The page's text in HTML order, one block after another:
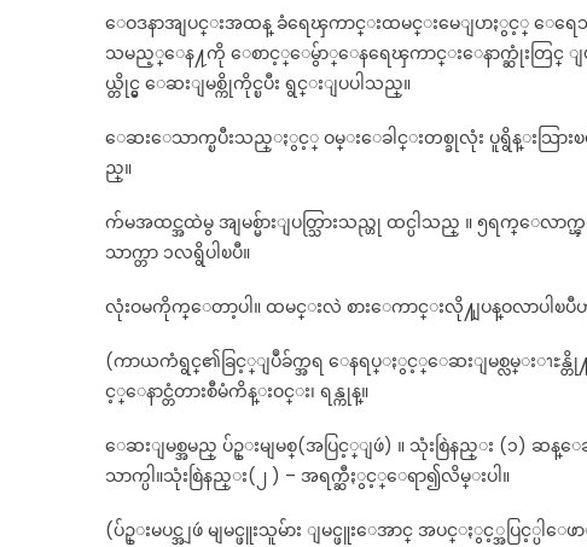
ေဝဒနာအျပင္းအထန္ ခံရေၾကာင္းထမင္းမေျပာႏွင့္ ေရေ
သမည့္ေန႔ကို ေစာင့္ေမွ်ာ္ေနရေၾကာင္းေနာက္ဆုံးတြင္ ျဖစ္ခ်
ယ္တိုင္မွ ေဆးျမစ္ကိုကိုင္ၿပီး ရွင္းျပပါသည္။
ေဆးေသာက္ၿပီးသည္ႏွင့္ ဝမ္းေခါင္းတစ္ခုလုံး ပူရွိန္းသြားၿပီး
ည္။
က်မအထင္အထဲမွ အျမစ္မ်ားျပတ္သြားသည္ဟု ထင္ပါသည္ ။ ၅ရက္ေလ
သာက္တာ ၁လရွိပါၿပီ။
လုံးဝမကိုက္ေတာ့ပါ။ ထမင္းလဲ စားေကာင္းလို႔ျပန္ဝလာပါၿပီဟု
(ကာယကံရွင္၏ခြင့္ျပဳခ်က္အရ ေနရပ္ႏွင့္ေဆးျမစ္လမ္းၫႊန္တို
င့္ေနာင္တံတားစီမံကိန္းဝင္း၊ ရန္ကုန္။
ေဆးျမစ္အမည္ ပ်ဥ္းမျမစ္(အပြင့္ျဖဴ) ။ သုံးစြဲနည္း (၁) ဆ
သာက္ပါ။သုံးစြဲနည္း(၂ ) – အရက္ဆီႏွင့္ေရာ၍လိမ္းပါ။
(ပ်ဥ္းမပင္အျဖဴ မျမင္ဖူးသူမ်ား ျမင္ဖူးေအာင္ အပင္ႏွင့္အပြင့္ပါ